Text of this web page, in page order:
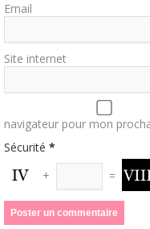
Email
Site internet
navigateur pour mon
Sécurité *
+
=